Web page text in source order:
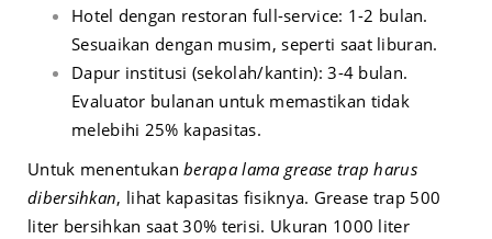
Hotel dengan restoran full-service: 1-2 bulan.
Sesuaikan dengan musim, seperti saat liburan.
Dapur institusi (sekolah/kantin): 3-4 bulan.
Evaluator bulanan untuk memastikan tidak
melebihi 25% kapasitas.
Untuk menentukanberapa lama grease trap harus
dibersihkan, lihat kapasitas fisiknya. Grease trap 500
liter bersihkan saat 30% terisi. Ukuran 1000 liter